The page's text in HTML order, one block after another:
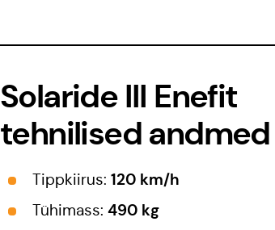
Solaride III Enefit
tehnilised andmed
Tippkiirus: 120 km/h
Tühimass: 490 kg